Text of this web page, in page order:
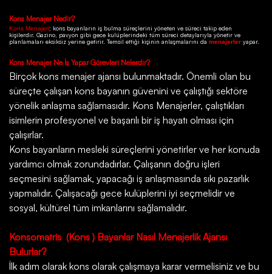
Kons Menajer Nedir?
Kons Menajeri; kons bayanların iş bulma süreçlerini yöneten ve süreci takip eden
kişilerdir. Gazino, pavyon gibi gece kulüplerindeki tüm süreci detaylarıyla yönetir ve
planlamaları eksiksiz yerine getirir. Temsil ettiği kişinin anlaşmalarını da menajerler yapar.
Kons Menajer Ne İş Yapar Görevleri Nelerdir?
Birçok kons menajer ajansı bulunmaktadır. Önemli olan bu
süreçte çalışan kons bayanın güvenini ve çalıştığı sektöre
yönelik anlaşma sağlamasıdır. Kons Menajerler, çalıştıkları
isimlerin profesyonel ve başarılı bir iş hayatı olması için
çalışırlar.
Kons bayanların mesleki süreçlerini yönetirler ve her konuda
yardımcı olmak zorundadırlar. Çalışanın doğru işleri
seçmesini sağlamak, yapacağı iş anlaşmasında sıkı pazarlık
yapmalıdır. Çalışacağı gece kulüplerini iyi seçmelidir ve
sosyal, kültürel tüm imkanlarını sağlamalıdır.
Konsomatris (Kons ) Bayanlar Nasıl Menajerlik Ajansı
Bulurlar?
İlk adım olarak kons olarak çalışmaya karar vermelisiniz ve bu